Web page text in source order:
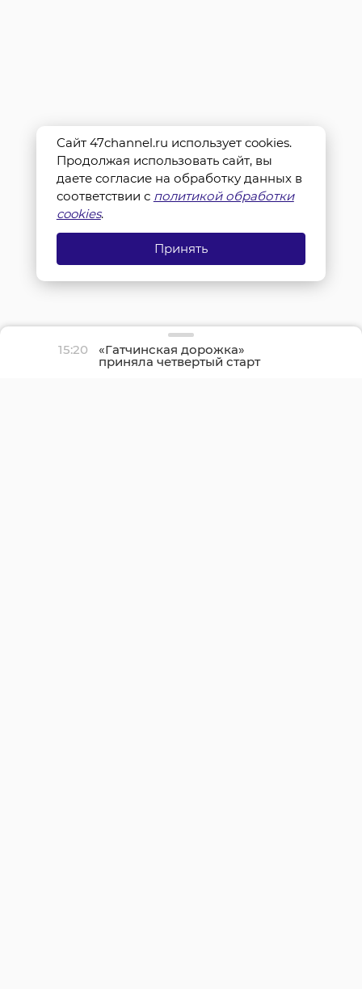
15:20 «Гатчинская дорожка»
приняла четвертый старт
сезона на открытом
Сайт 47channel.ru использует cookies.
Продолжая использовать сайт, вы
даете согласие на обработку данных в
соответствии с политикой обработки
cookies.
Принять